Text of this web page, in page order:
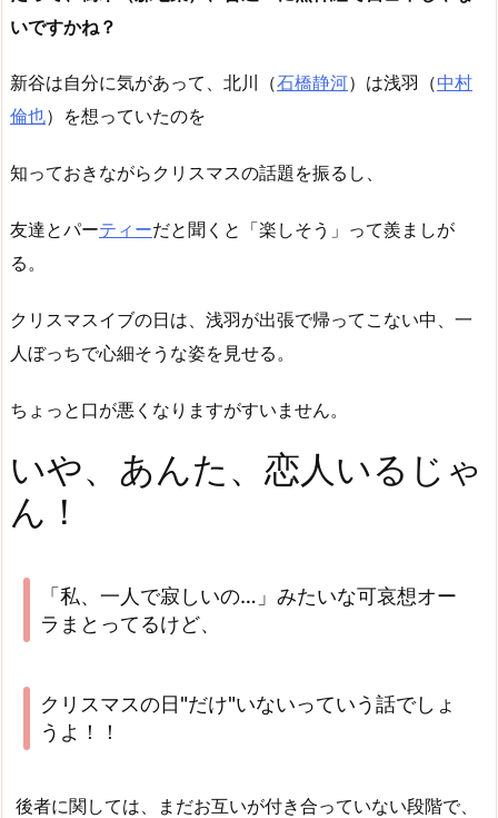
いですかね？
新谷は自分に気があって、北川（石橋静河）は浅羽（中村
倫也）を想っていたのを
知っておきながらクリスマスの話題を振るし、
友達とパーティーだと聞くと「楽しそう」って羨ましが
る。
クリスマスイブの日は、浅羽が出張で帰ってこない中、一
人ぼっちで心細そうな姿を見せる。
ちょっと口が悪くなりますがすいません。
いや、あんた、恋人いるじゃ
ん！
「私、一人で寂しいの…」みたいな可哀想オー
ラまとってるけど、
クリスマスの日"だけ"いないっていう話でしょ
うよ！！
後者に関しては、まだお互いが付き合っていない段階で、